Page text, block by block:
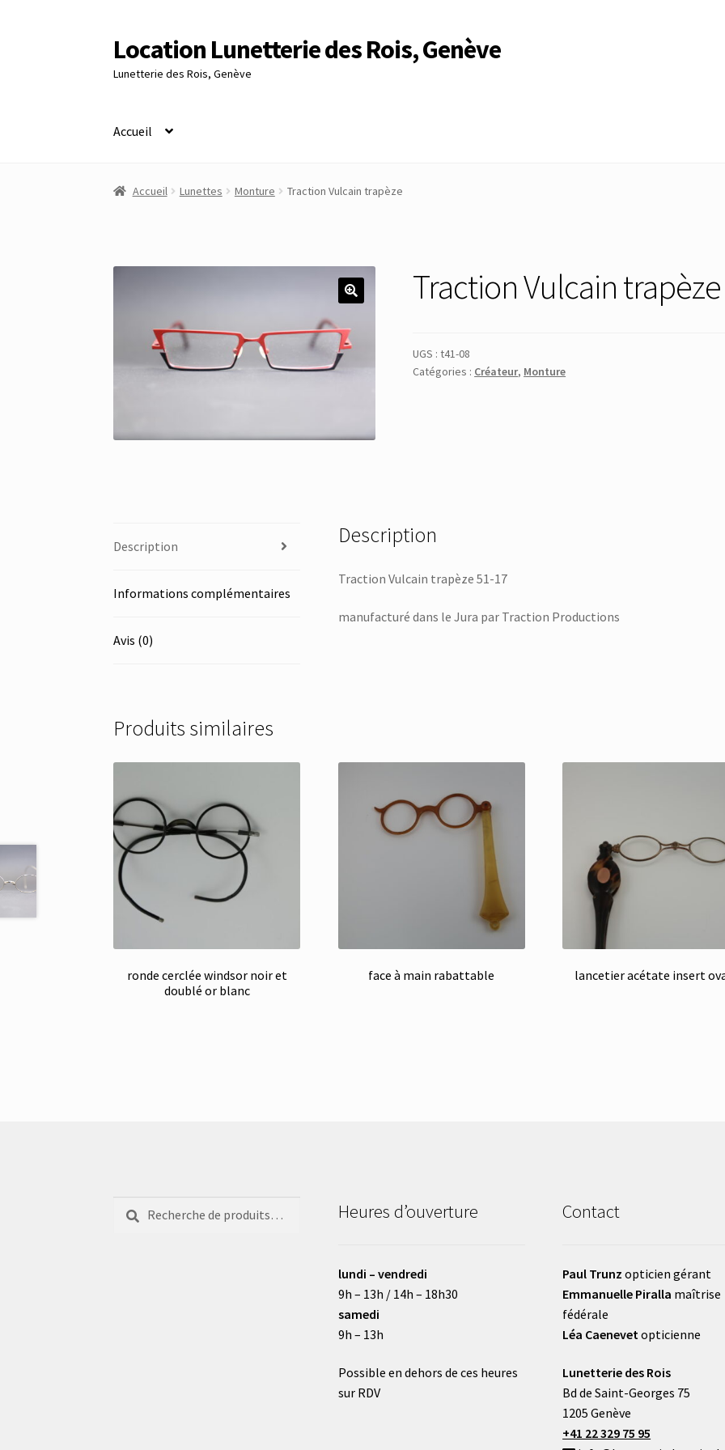
Aller
à
la
Aller
au
contenu
Location Lunetterie des Rois, Genève
Lunetterie des Rois, Genève
Accueil
Accueil Altimètre Artaria Genève Commande Compte
Accueil Lunettes Monture Traction Vulcain trapèze
Traction Vulcain trapèze
UGS :t41-08
Catégories : Créateur, Monture
Description
Informations complémentaires
Avis (0)
Description
Traction Vulcain trapèze 51-17
manufacturé dans le Jura par Traction Productions
Produits similaires
ronde cerclée windsor noir et
doublé or blanc
face à main rabattable lancetier acétate insert
Recherche
pour :
Recherche Heures d’ouverture
lundi – vendredi
9h – 13h / 14h – 18h30
samedi
9h – 13h
Possible en dehors de ces heures
sur RDV
Contact
Paul Trunz opticien gérant
Emmanuelle Piralla maîtrise
fédérale
Léa Caenevet opticienne
Lunetterie des Rois
Bd de Saint-Georges 75
1205 Genève
+41 22 329 75 95